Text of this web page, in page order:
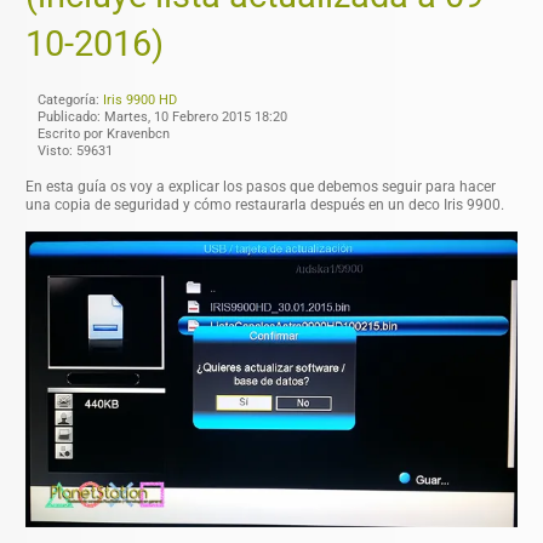
10-2016)
Categoría: Iris 9900 HD
Publicado: Martes, 10 Febrero 2015 18:20
Escrito por Kravenbcn
Visto: 59631
En esta guía os voy a explicar los pasos que debemos seguir para hacer
una copia de seguridad y cómo restaurarla después en un deco Iris 9900.